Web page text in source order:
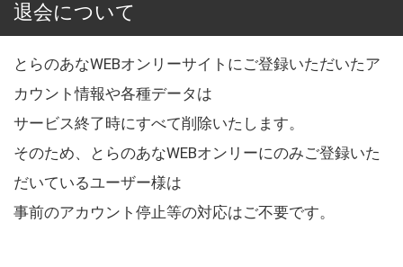
退会について
とらのあなWEBオンリーサイトにご登録いただいたア
カウント情報や各種データは
サービス終了時にすべて削除いたします。
そのため、とらのあなWEBオンリーにのみご登録いた
だいているユーザー様は
事前のアカウント停止等の対応はご不要です。